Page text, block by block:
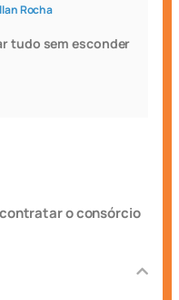
Rocha
tudo sem esconder
o consórcio